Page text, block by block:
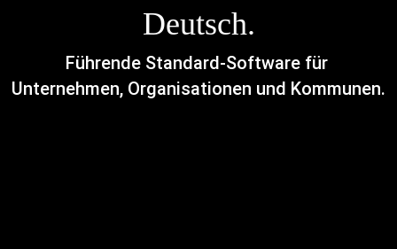
Deutsch.
Führende Standard-Software für
Unternehmen, Organisationen und Kommunen.